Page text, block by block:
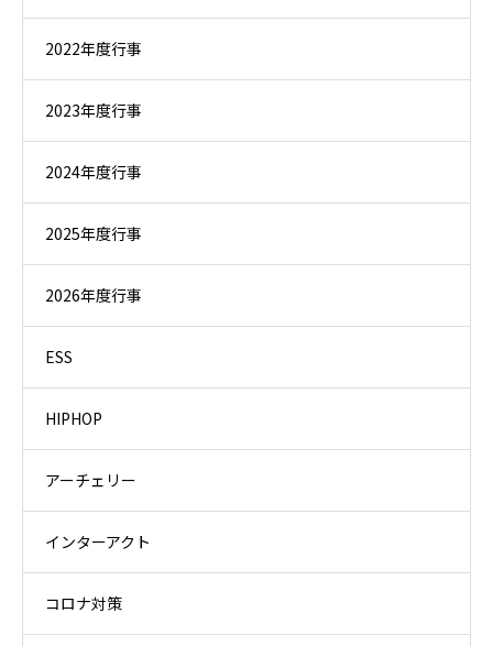
2022年度行事
2023年度行事
2024年度行事
2025年度行事
2026年度行事
ESS
HIPHOP
アーチェリー
インターアクト
コロナ対策